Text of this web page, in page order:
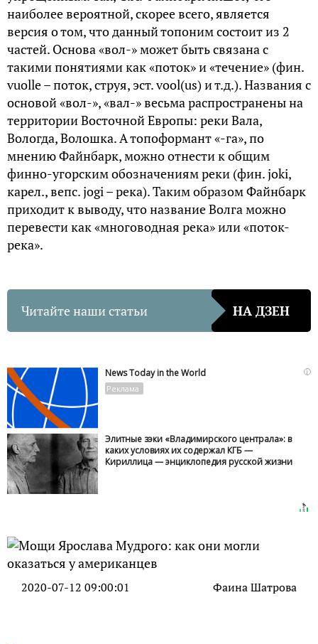
наиболее вероятной, скорее всего, является
версия о том, что данный топоним состоит из 2
частей. Основа «вол-» может быть связана с
такими понятиями как «поток» и «течение» (фин.
vuolle – поток, струя, эст. vool(us) и т.д.). Названия с
основой «вол-», «вал-» весьма распространены на
территории Восточной Европы: реки Вала,
Вологда, Волошка. А топоформант «-га», по
мнению Файнбарк, можно отнести к общим
финно-угорским обозначениям реки (фин. joki,
карел., вепс. jogi – река). Таким образом Файнбарк
приходит к выводу, что название Волга можно
перевести как «многоводная река» или «поток-
река».
Читайте наши статьи НА ДЗЕН
i
News Today in the World
Элитные зэки «Владимирского централа»: в
каких условиях их содержал КГБ —
Кириллица — энциклопедия русской жизни
2020-07-12 09:00:01 Фаина Шатрова